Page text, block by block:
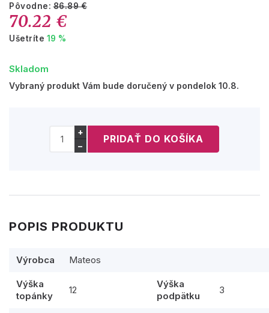
Pôvodne:86.89 €
70.22 €
Ušetríte 19 %
Skladom
Vybraný produkt Vám bude doručený v pondelok 10.8.
+
−
POPIS PRODUKTU
Výrobca Mateos
Výška
topánky
12
Výška
podpätku
3